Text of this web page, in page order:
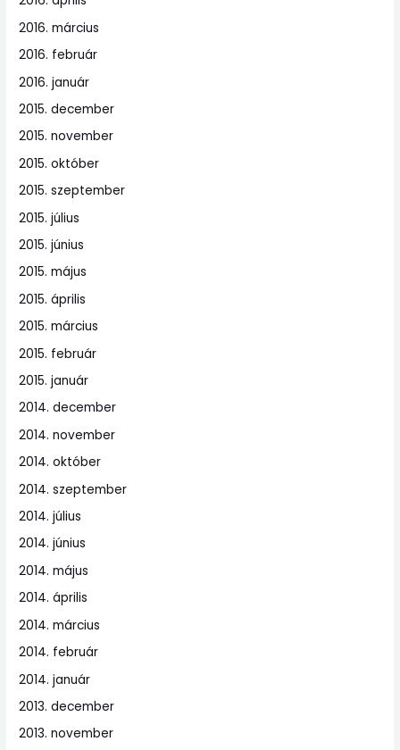
2016. március
2016. február
2016. január
2015. december
2015. november
2015. október
2015. szeptember
2015. július
2015. június
2015. május
2015. április
2015. március
2015. február
2015. január
2014. december
2014. november
2014. október
2014. szeptember
2014. július
2014. június
2014. május
2014. április
2014. március
2014. február
2014. január
2013. december
2013. november